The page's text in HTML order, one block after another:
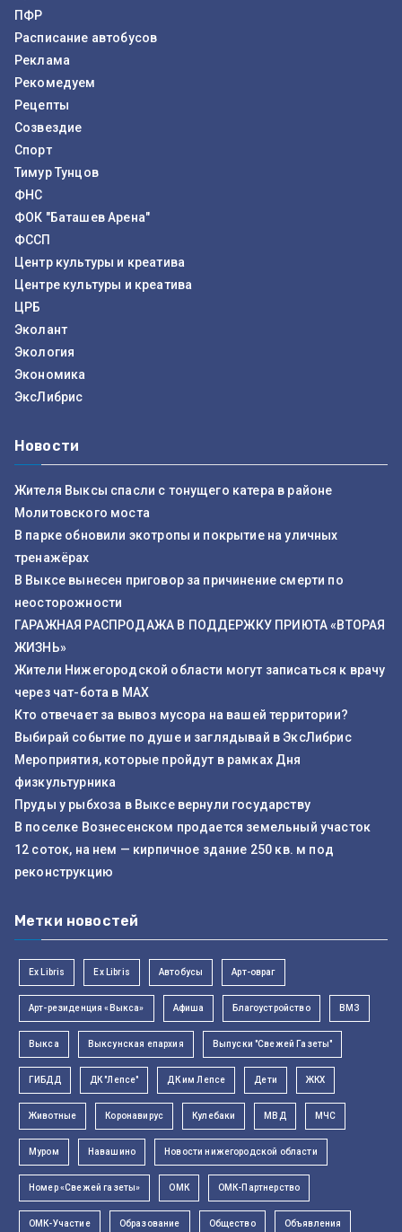
ПФР
Расписание автобусов
Реклама
Рекомедуем
Рецепты
Созвездие
Спорт
Тимур Тунцов
ФНС
ФОК "Баташев Арена"
ФССП
Центр культуры и креатива
Центре культуры и креатива
ЦРБ
Эколант
Экология
Экономика
ЭксЛибрис
Новости
Жителя Выксы спасли с тонущего катера в районе
Молитовского моста
В парке обновили экотропы и покрытие на уличных
тренажёрах
В Выксе вынесен приговор за причинение смерти по
неосторожности
ГАРАЖНАЯ РАСПРОДАЖА В ПОДДЕРЖКУ ПРИЮТА «ВТОРАЯ
ЖИЗНЬ»
Жители Нижегородской области могут записаться к врачу
через чат-бота в MAX
Кто отвечает за вывоз мусора на вашей территории?
Выбирай событие по душе и заглядывай в ЭксЛибрис
Мероприятия, которые пройдут в рамках Дня
физкультурника
Пруды у рыбхоза в Выксе вернули государству
В поселке Вознесенском продается земельный участок
12 соток, на нем — кирпичное здание 250 кв. м под
реконструкцию
Метки новостей
Ex Libris Ex Libris Автобусы Арт-овраг
Арт-резиденция «Выкса» Афиша Благоустройство ВМЗ
Выкса Выксунская епархия Выпуски "Свежей Газеты"
ГИБДД ДК "Лепсе" ДК им Лепсе Дети ЖКХ
Животные Коронавирус Кулебаки МВД МЧС
Муром Навашино Новости нижегородской области
Номер «Свежей газеты» ОМК ОМК-Партнерство
ОМК-Участие Образование Общество Объявления